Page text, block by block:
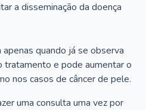
a disseminação da doença
quando já se observa
tratamento e pode aumentar o
nos casos de câncer de pele.
uma consulta uma vez por